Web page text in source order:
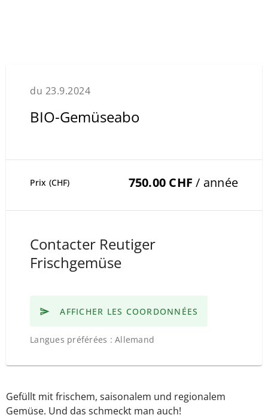
du 23.9.2024
BIO-Gemüseabo
Prix (CHF) 750.00 CHF / année
Contacter Reutiger
Frischgemüse
AFFICHER LES COORDONNÉES
Langues préférées : Allemand
Gefüllt mit frischem, saisonalem und regionalem
Gemüse. Und das schmeckt man auch!